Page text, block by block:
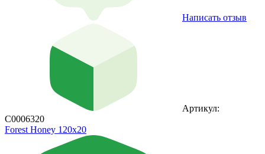
Написать отзыв
Артикул:
С0006320
Forest Honey 120x20